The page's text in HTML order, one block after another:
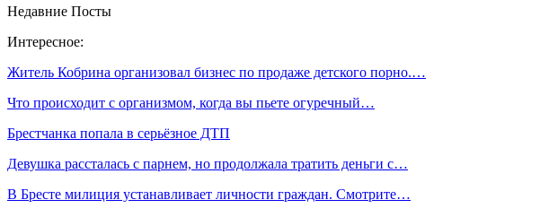
Недавние Посты
Интересное:
Житель Кобрина организовал бизнес по продаже детского порно.…
Что происходит с организмом, когда вы пьете огуречный…
Брестчанка попала в серьёзное ДТП
Девушка рассталась с парнем, но продолжала тратить деньги с…
В Бресте милиция устанавливает личности граждан. Смотрите…